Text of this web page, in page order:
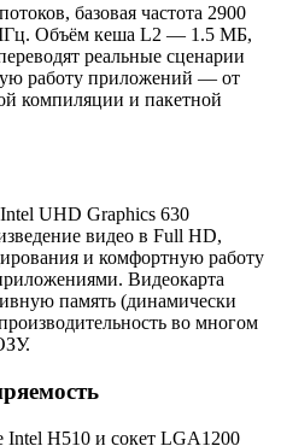
базовая частота 2900
Объём кеша L2 — 1.5 МБ,
реальные сценарии
работу приложений — от
компиляции и пакетной
UHD Graphics 630
видео в Full HD,
и комфортную работу
Видеокарта
память (динамически
во многом
Intel H510 и сокет LGA1200